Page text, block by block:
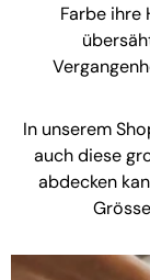
Farbe ihre
In unserem
auch diese
abdecken